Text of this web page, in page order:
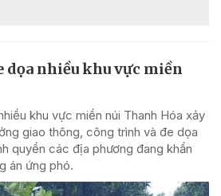
dọa nhiều khu vực miền
khu vực miền núi Thanh Hóa xảy
giao thông, công trình và đe dọa
quyền các địa phương đang khẩn
án ứng phó.